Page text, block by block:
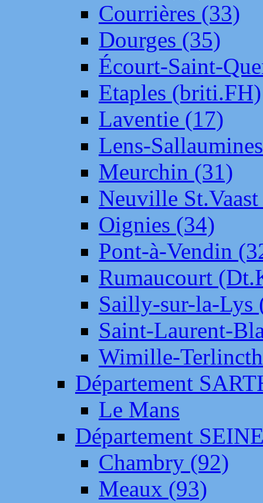
Courrières (33)
Dourges (35)
Écourt-Saint-
Etaples (briti.FH)
Laventie (17)
Lens-
Meurchin (31)
Neuville
Oignies (34)
Pont-à-Vendin
Rumaucourt
Sailly-sur-la-Lys
Saint-Laurent-
Wimille-
Département
Le Mans
Département
Chambry (92)
Meaux (93)